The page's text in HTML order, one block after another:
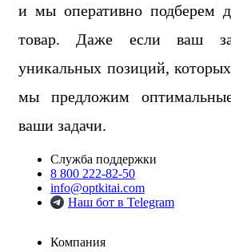
и мы оперативно подберем
товар. Даже если ваш
уникальных позиций, которых
мы предложим
ваши задачи.
Служба поддержки
8 800 222-82-50
info@optkitai.com
Наш бот в Telegram
Компания